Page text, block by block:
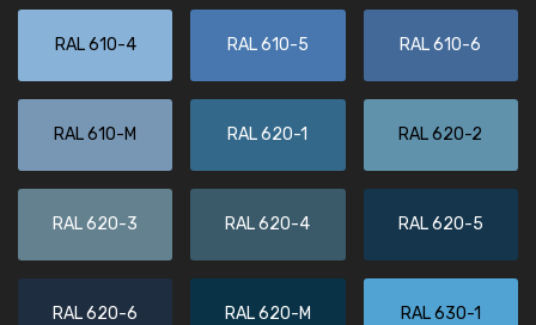
RAL 610-4 RAL 610-5 RAL 610-6
RAL 610-M RAL 620-1 RAL 620-2
RAL 620-3 RAL 620-4 RAL 620-5
RAL 620-6 RAL 620-M RAL 630-1